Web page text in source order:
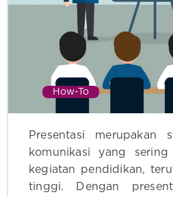
How-To
Presentasi merupakan
komunikasi yang
kegiatan pendidikan,
tinggi. Dengan